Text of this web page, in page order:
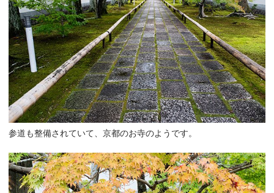
参道も整備されていて、京都のお寺のようです。